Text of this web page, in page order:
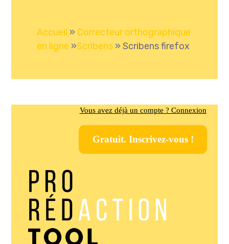
Accueil » Correcteur orthographique
en ligne »Scribens »Scribens firefox
Vous avez déjà un compte ? Connexion
Gratuit. Inscrivez-vous !